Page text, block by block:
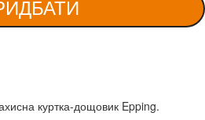
куртка-дощовик Epping.